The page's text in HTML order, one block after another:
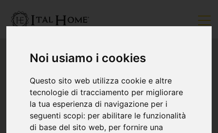
Noi usiamo i cookies
Questo sito web utilizza cookie e altre
tecnologie di tracciamento per migliorare
la tua esperienza di navigazione per i
seguenti scopi: per abilitare le funzionalità
di base del sito web, per fornire una